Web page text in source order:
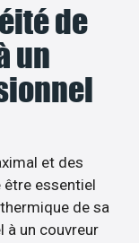
de
un
et des
être essentiel
de sa
à un couvreur